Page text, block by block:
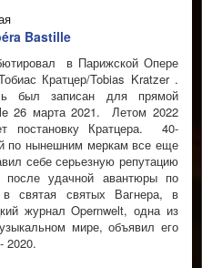
Bastille
в Парижской Опере
Кратцер/Tobias Kratzer .
был записан для прямой
26 марта 2021. Летом 2022
постановку Кратцера. 40-
по нынешним меркам все еще
себе серьезную репутацию
удачной авантюры по
в святая святых Вагнера, в
журнал Opernwelt, одна из
мире, объявил его
2020.